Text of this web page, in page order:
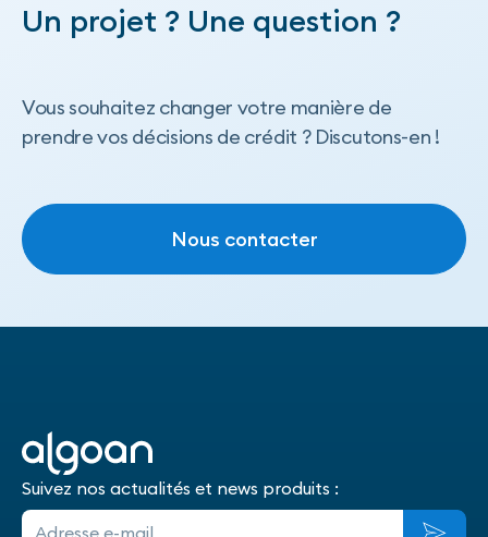
Un projet ? Une question ?
Vous souhaitez changer votre manière de
prendre vos décisions de crédit ? Discutons-en !
Nous contacter
Suivez nos actualités et news produits :